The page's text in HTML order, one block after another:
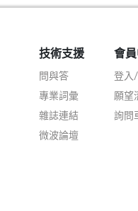
技術支援
問與答
專業詞彙
雜誌連結
微波論壇
會
登入
願望
詢問